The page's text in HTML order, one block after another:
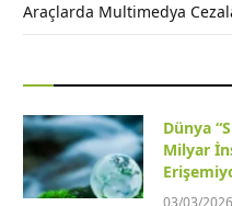
Araçlarda Multimedya
Dünya
Milyar
03/03/2026